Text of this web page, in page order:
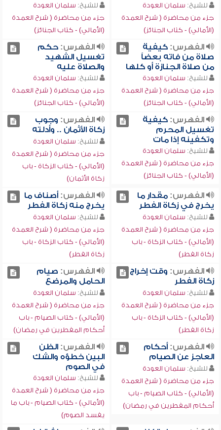
للشيخ: سلمان العودة
جزء من محاضرة ( شرح العمدة
(الأمالي) - كتاب الجنائز)
للشيخ: سلمان العودة
جزء من محاضرة ( شرح العمدة
(الأمالي) - كتاب الجنائز)
الفهرس:كيفية
صلاة من فاته بعضاً
من صلاة الجنازة أو كلها
للشيخ: سلمان العودة
جزء من محاضرة ( شرح العمدة
(الأمالي) - كتاب الجنائز)
الفهرس:حكم
تغسيل الشهيد
والصلاة عليه
للشيخ: سلمان العودة
جزء من محاضرة ( شرح العمدة
(الأمالي) - كتاب الجنائز)
الفهرس:كيفية
تغسيل المحرم
وتكفينه إذا مات
للشيخ: سلمان العودة
جزء من محاضرة ( شرح العمدة
(الأمالي) - كتاب الجنائز)
الفهرس: وجوب
زكاة الأثمان .. وأدلته
للشيخ: سلمان العودة
جزء من محاضرة ( شرح العمدة
(الأمالي) - كتاب الزكاة - باب
زكاة الأثمان)
الفهرس:مقدار ما
يخرج في زكاة الفطر
للشيخ: سلمان العودة
جزء من محاضرة ( شرح العمدة
(الأمالي) - كتاب الزكاة - باب
زكاة الفطر)
الفهرس:أصناف ما
يخرج منه زكاة الفطر
للشيخ: سلمان العودة
جزء من محاضرة ( شرح العمدة
(الأمالي) - كتاب الزكاة - باب
زكاة الفطر)
الفهرس: وقت إخراج
زكاة الفطر
للشيخ: سلمان العودة
جزء من محاضرة ( شرح العمدة
(الأمالي) - كتاب الزكاة - باب
زكاة الفطر)
الفهرس: صيام
الحامل والمرضع
للشيخ: سلمان العودة
جزء من محاضرة ( شرح العمدة
(الأمالي) - كتاب الصيام - باب
أحكام المفطرين في رمضان)
الفهرس:أحكام
العاجز عن الصيام
للشيخ: سلمان العودة
جزء من محاضرة ( شرح العمدة
(الأمالي) - كتاب الصيام - باب
أحكام المفطرين في رمضان)
الفهرس:الظن
البين خطؤه والشك
في الصوم
للشيخ: سلمان العودة
جزء من محاضرة ( شرح العمدة
(الأمالي) - كتاب الصيام - باب ما
يفسد الصوم)